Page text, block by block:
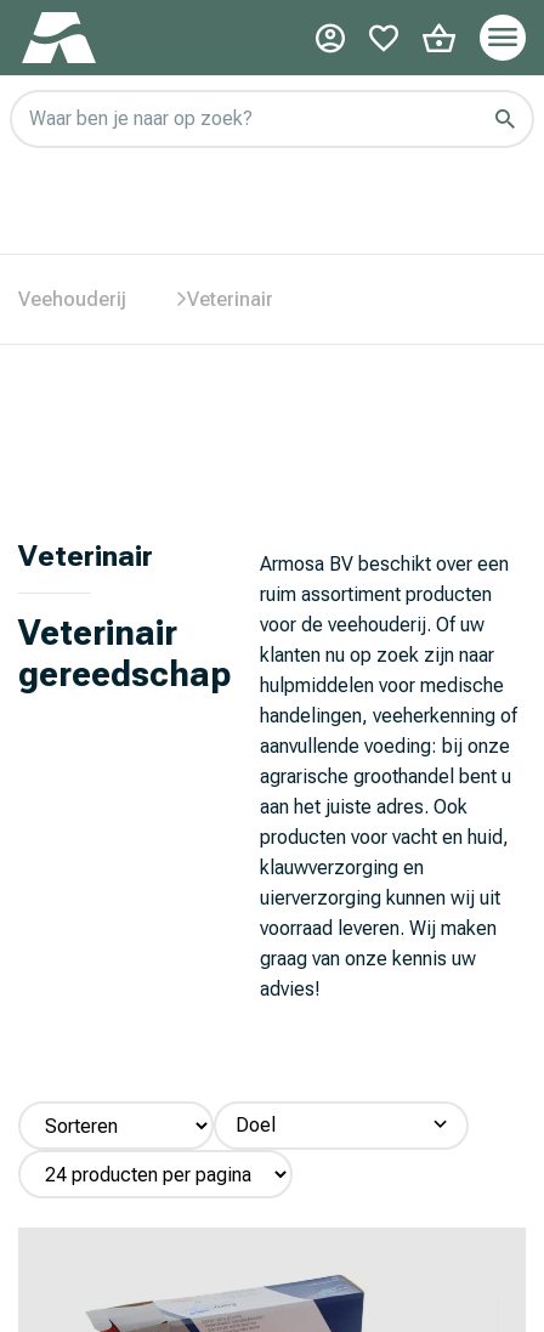
Waar ben je naar op zoek?
Veehouderij Veterinair
Veterinair
Veterinair
gereedschap
Armosa BV beschikt over een
ruim assortiment producten
voor de veehouderij. Of uw
klanten nu op zoek zijn naar
hulpmiddelen voor medische
handelingen, veeherkenning of
aanvullende voeding: bij onze
agrarische groothandel bent u
aan het juiste adres. Ook
producten voor vacht en huid,
klauwverzorging en
uierverzorging kunnen wij uit
voorraad leveren. Wij maken
graag van onze kennis uw
advies!
Doel
Rundvee (2)